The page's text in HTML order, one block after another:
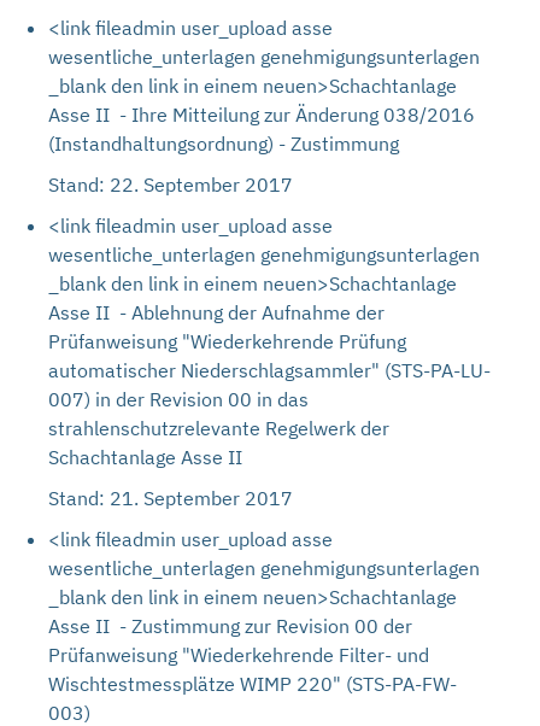
<link fileadmin user_upload asse
wesentliche_unterlagen genehmigungsunterlagen
_blank den link in einem neuen>Schachtanlage
Asse II - Ihre Mitteilung zur Änderung 038/2016
(Instandhaltungsordnung) - Zustimmung
Stand: 22. September 2017
<link fileadmin user_upload asse
wesentliche_unterlagen genehmigungsunterlagen
_blank den link in einem neuen>Schachtanlage
Asse II - Ablehnung der Aufnahme der
Prüfanweisung "Wiederkehrende Prüfung
automatischer Niederschlagsammler" (STS-PA-LU-
007) in der Revision 00 in das
strahlenschutzrelevante Regelwerk der
Schachtanlage Asse II
Stand: 21. September 2017
<link fileadmin user_upload asse
wesentliche_unterlagen genehmigungsunterlagen
_blank den link in einem neuen>Schachtanlage
Asse II - Zustimmung zur Revision 00 der
Prüfanweisung "Wiederkehrende Filter- und
Wischtestmessplätze WIMP 220" (STS-PA-FW-
003)